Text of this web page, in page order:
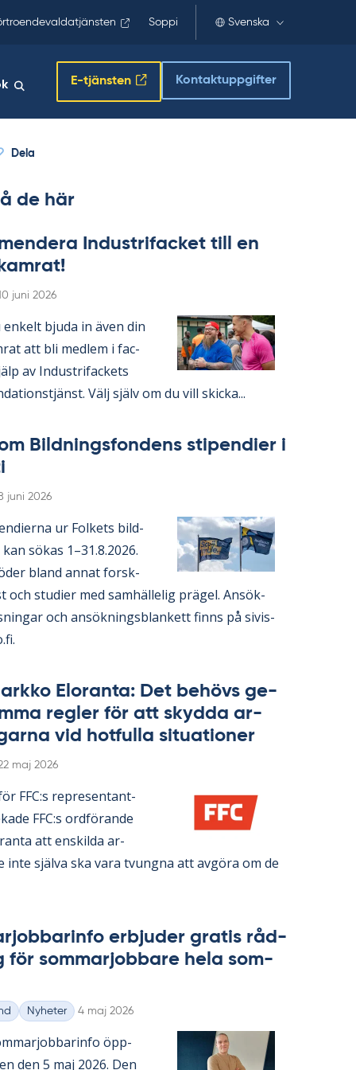
Soppi Svenska
E-tjänsten Kontaktuppgifter
Dela
de här
In­du­stri­fac­ket till en
juni 2026
bju­da in även din
att bli med­lem i fac­
av In­du­stri­fac­kets
Välj själv om du vill skic­ka...
Bild­nings­fon­dens sti­pen­di­er i
juni 2026
ur Fol­kets bild­
sö­kas 1–31.8.2026.
bland an­nat forsk­
och stu­di­er med sam­häl­le­lig prä­gel. An­sök­
och an­sök­nings­blan­kett fin­ns på si­vis­
Elo­ran­ta: Det be­hö­vs ge­
reg­ler för att skyd­da ar­
vid hot­ful­la si­tu­a­tio­ner
maj 2026
FFC:s re­pre­sen­tant­
FFC:s ord­fö­ran­de
att en­skil­da ar­
inte själva ska vara tvung­na att av­gö­ra om de
er­bju­der gra­tis råd­
för som­mar­job­ba­re hela som­
Nyheter Skriven
4 maj 2026
öpp­
den 5 maj 2026. Den